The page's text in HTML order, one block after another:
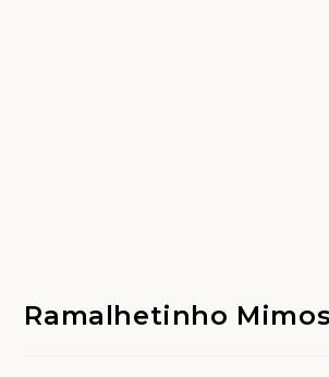
Ramalhetinho